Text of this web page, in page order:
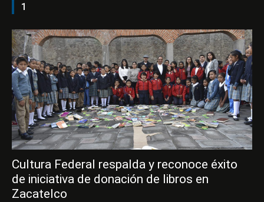
1
Cultura Federal respalda y reconoce éxito
de iniciativa de donación de libros en
Zacatelco